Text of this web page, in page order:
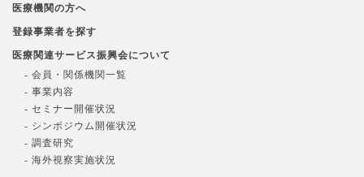
医療機関の方へ
登録事業者を探す
医療関連サービス振興会について
- 会員・関係機関一覧
- 事業内容
- セミナー開催状況
- シンポジウム開催状況
- 調査研究
- 海外視察実施状況